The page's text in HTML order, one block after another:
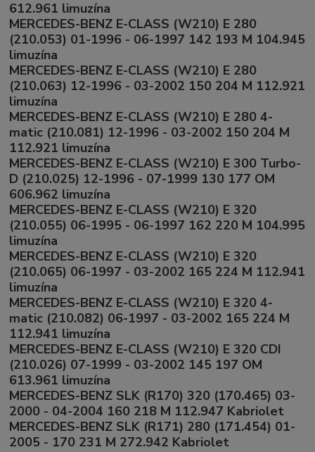
612.961 limuzína
MERCEDES-BENZ E-CLASS (W210) E 280
(210.053) 01-1996 - 06-1997 142 193 M 104.945
limuzína
MERCEDES-BENZ E-CLASS (W210) E 280
(210.063) 12-1996 - 03-2002 150 204 M 112.921
limuzína
MERCEDES-BENZ E-CLASS (W210) E 280 4-
matic (210.081) 12-1996 - 03-2002 150 204 M
112.921 limuzína
MERCEDES-BENZ E-CLASS (W210) E 300 Turbo-
D (210.025) 12-1996 - 07-1999 130 177 OM
606.962 limuzína
MERCEDES-BENZ E-CLASS (W210) E 320
(210.055) 06-1995 - 06-1997 162 220 M 104.995
limuzína
MERCEDES-BENZ E-CLASS (W210) E 320
(210.065) 06-1997 - 03-2002 165 224 M 112.941
limuzína
MERCEDES-BENZ E-CLASS (W210) E 320 4-
matic (210.082) 06-1997 - 03-2002 165 224 M
112.941 limuzína
MERCEDES-BENZ E-CLASS (W210) E 320 CDI
(210.026) 07-1999 - 03-2002 145 197 OM
613.961 limuzína
MERCEDES-BENZ SLK (R170) 320 (170.465) 03-
2000 - 04-2004 160 218 M 112.947 Kabriolet
MERCEDES-BENZ SLK (R171) 280 (171.454) 01-
2005 - 170 231 M 272.942 Kabriolet